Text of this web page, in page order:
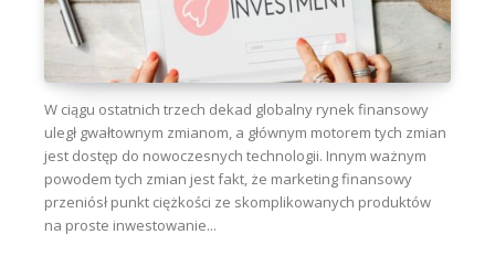
W ciągu ostatnich trzech dekad globalny rynek finansowy
uległ gwałtownym zmianom, a głównym motorem tych zmian
jest dostęp do nowoczesnych technologii. Innym ważnym
powodem tych zmian jest fakt, że marketing finansowy
przeniósł punkt ciężkości ze skomplikowanych produktów
na proste inwestowanie...